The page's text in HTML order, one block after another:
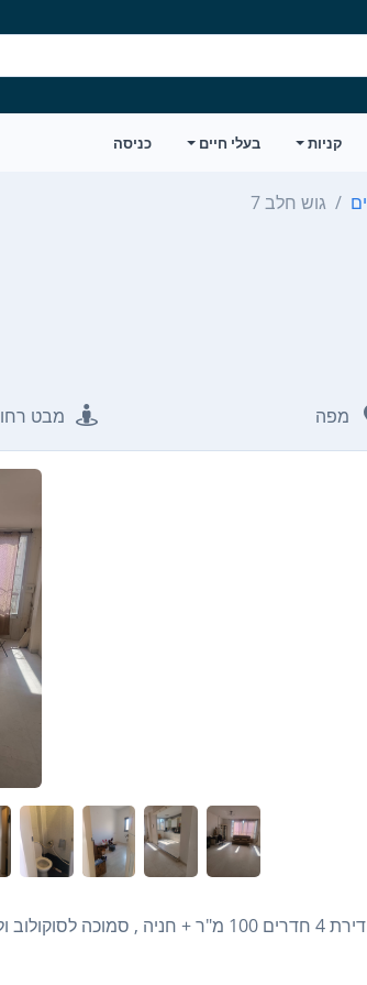
קניות בעלי חיים כניסה
גוש חלב 7
מפה מבט
דירת 4 חדרים 100 מ"ר + חניה , סמוכה לסוקולוב ולתחבורה ציבורית, משופצת, ברחוב שקט , למשפחה גדולה.